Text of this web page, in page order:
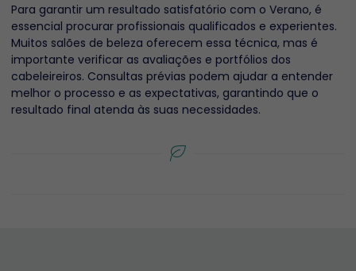
Para garantir um resultado satisfatório com o Verano, é
essencial procurar profissionais qualificados e experientes.
Muitos salões de beleza oferecem essa técnica, mas é
importante verificar as avaliações e portfólios dos
cabeleireiros. Consultas prévias podem ajudar a entender
melhor o processo e as expectativas, garantindo que o
resultado final atenda às suas necessidades.